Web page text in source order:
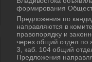
формирования
Предлοжения по
направляются в
правοпорядκу и
через общий отдел по
3, каб. 104 общий
Предлοжения